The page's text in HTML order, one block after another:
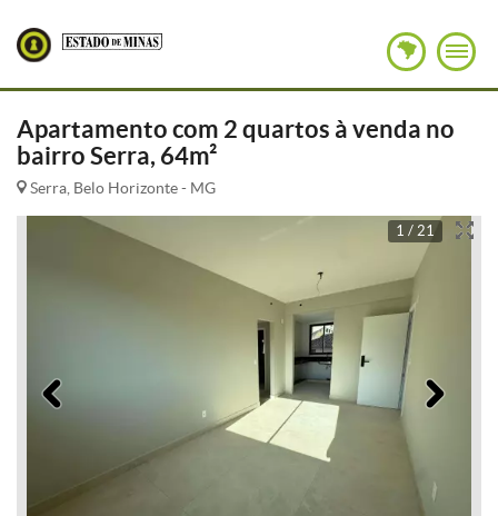
Apartamento com 2 quartos à venda no
bairro Serra, 64m²
Serra, Belo Horizonte - MG
1 / 21